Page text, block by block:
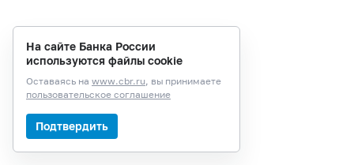
На сайте Банка России
используются файлы cookie
Оставаясь на www.cbr.ru, вы принимаете
пользовательское соглашение
Подтвердить